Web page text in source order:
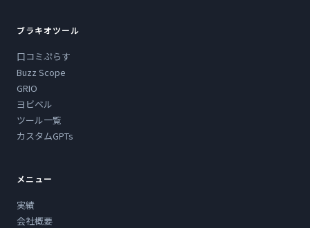
ブラキオツール
口コミぷらす
Buzz Scope
GRIO
ヨビベル
ツール一覧
カスタムGPTs
メニュー
実績
会社概要